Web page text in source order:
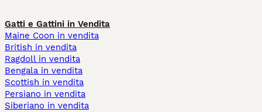
Gatti e Gattini in Vendita
Maine Coon in vendita
British in vendita
Ragdoll in vendita
Bengala in vendita
Scottish in vendita
Persiano in vendita
Siberiano in vendita